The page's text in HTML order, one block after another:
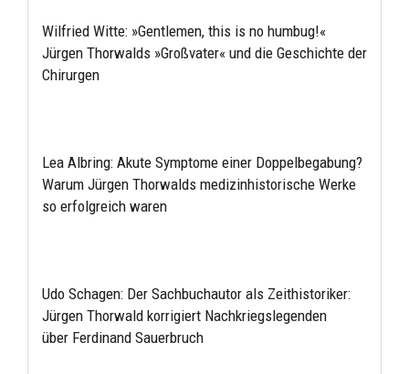
Wilfried Witte: »Gentlemen, this is no humbug!«
Jürgen Thorwalds »Großvater« und die Geschichte der
Chirurgen
Lea Albring: Akute Symptome einer Doppelbegabung?
Warum Jürgen Thorwalds medizinhistorische Werke
so erfolgreich waren
Udo Schagen: Der Sachbuchautor als Zeithistoriker:
Jürgen Thorwald korrigiert Nachkriegslegenden
über Ferdinand Sauerbruch